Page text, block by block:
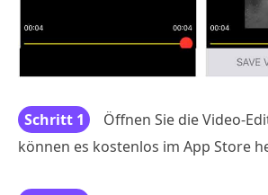
Schritt 1
Öffnen Sie die Video-
können es kostenlos im App Store